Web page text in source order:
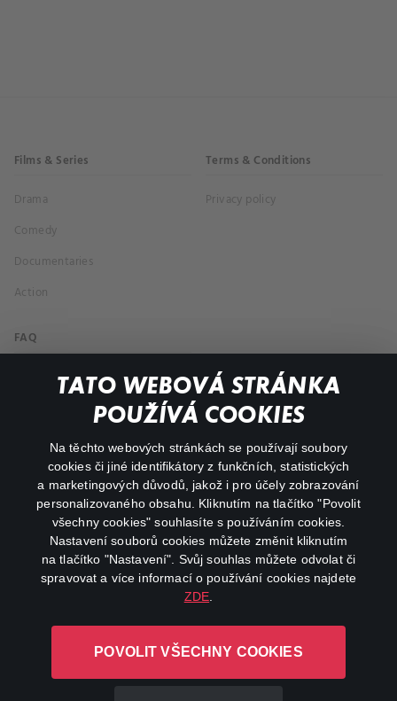
TATO WEBOVÁ STRÁNKA
POUŽÍVÁ COOKIES
Na těchto webových stránkách se používají soubory
cookies či jiné identifikátory z funkčních, statistických
a marketingových důvodů, jakož i pro účely zobrazování
personalizovaného obsahu. Kliknutím na tlačítko "Povolit
všechny cookies" souhlasíte s používáním cookies.
Nastavení souborů cookies můžete změnit kliknutím
na tlačítko "Nastavení". Svůj souhlas můžete odvolat či
spravovat a více informací o používání cookies najdete
ZDE
POVOLIT VŠECHNY COOKIES
Films & Series
Drama
Comedy
Documentaries
Action
Terms & Conditions
Privacy policy
FAQ
My profile
facebookinstagram
youtube
L-1246 Luxembourg R.C.S.